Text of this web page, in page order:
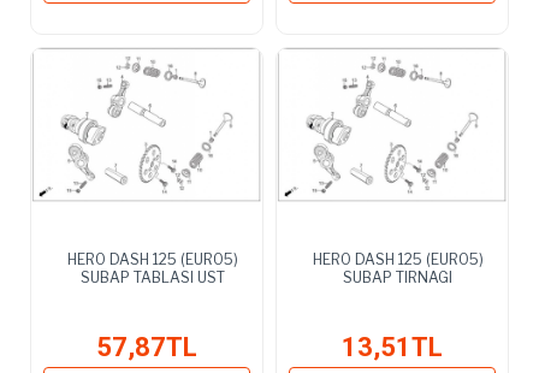
HERO DASH 125 (EURO5)
SUBAP TABLASI UST
57,87TL
HERO DASH 125 (EURO5)
SUBAP TIRNAGI
13,51TL